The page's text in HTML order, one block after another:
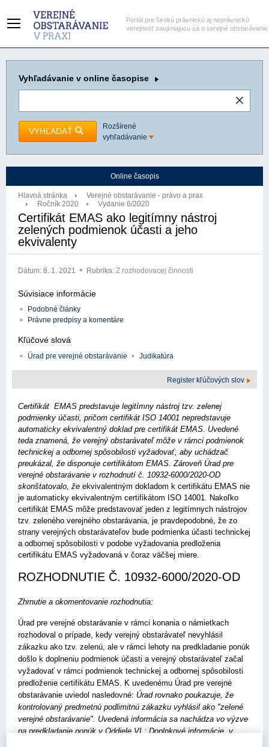
Portál pre širokú právnickú aj neprávnickú
verejnosť zaujímajúcu sa o verejné obstarávanie
Vyhľadávanie v online časopise
VYHĽADAŤ
Rozšírené
vyhľadávanie
Online časopis
Hlavná stránka
Verejné obstarávanie - právo a prax
Ročník 2020
Vydanie 6/2020
Certifikát EMAS ako legitímny nástroj
zelených podmienok účasti a jeho
ekvivalenty
Dátum: 8. 1. 2021 Rubrika: Z rozhodovacej činnosti
Súvisiace informácie
Podobné články
Právne predpisy a komentáre
Kľúčové slová
Úrad pre verejné obstarávanie Judikatúra
Register kľúčových slov
Certifikát EMAS predstavuje legitímny nástroj tzv. zelenej
podmienky účasti, pričom certifikát ISO 14001 nepredstavuje
automaticky ekvivalentný doklad pre certifikát EMAS. Uvedené
teda znamená, že verejný obstarávateľ môže v rámci podmienok
technickej a odbornej spôsobilosti vyžadovať, aby uchádzač
preukázal, že disponuje certifikátom EMAS. Zároveň Úrad pre
verejné obstarávanie v rozhodnutí č. 10932-6000/2020-OD
skonštatovalo, že ekvivalentným dokladom k certifikátu EMAS nie
je automaticky ekvivalentným certifikátom ISO 14001. Nakoľko
certifikát EMAS môže predstavovať jeden z legitímnych nástrojov
tzv. zeleného verejného obstarávania, je pravdepodobné, že zo
strany verejných obstarávateľov bude podmienka účasti technickej
a odbornej spôsobilosti v podobe vyžadovania predloženia
certifikátu EMAS vyžadovaná v čoraz väčšej miere.
ROZHODNUTIE Č. 10932-6000/2020-OD
Zhrnutie a okomentovanie rozhodnutia:
Úrad pre verejné obstarávanie v rámci konania o námietkach
rozhodoval o prípade, kedy verejný obstarávateľ nevyhlásil
zákazku ako tzv. zelenú, ale v rámci lehoty na predkladanie ponúk
došlo k doplneniu podmienok účasti a verejný obstarávateľ začal
vyžadovať v rámci podmienok technickej a odbornej spôsobilosti
predloženie certifikátu EMAS. K uvedenému Úrad pre verejné
obstarávanie uviedol nasledovné: Úrad rovnako poukazuje, že
kontrolovaný predmetnú podlimitnú zákazku vyhlásil ako "zelené
verejné obstarávanie". Uvedená informácia sa nachádza vo výzve
na predkladanie ponúk v Oddiele VI.: Doplnkové informácie, v